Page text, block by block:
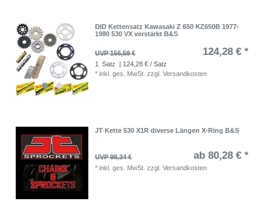
DID Kettensatz Kawasaki Z 650 KZ650B 1977-
1980 530 VX verstärkt B&S
UVP 156,59 € 124,28 € *
1 Satz
| 124,28 € / Satz
*inkl. ges. MwSt. zzgl.Versandkosten
JT Kette 530 X1R diverse Längen X-Ring B&S
UVP 98,34 € ab 80,28 € *
*inkl. ges. MwSt. zzgl.Versandkosten